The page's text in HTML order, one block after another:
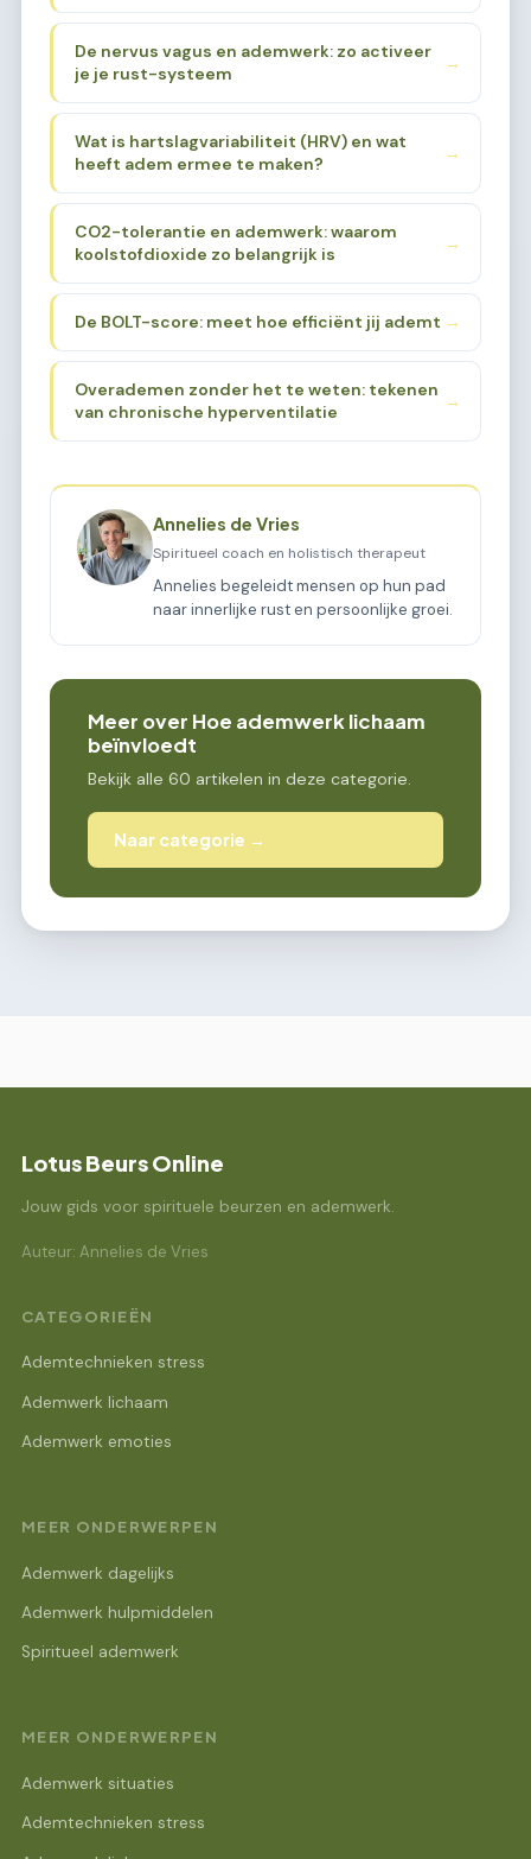
De nervus vagus en ademwerk: zo activeer
je je rust-systeem
→
Wat is hartslagvariabiliteit (HRV) en wat
heeft adem ermee te maken?
→
CO2-tolerantie en ademwerk: waarom
koolstofdioxide zo belangrijk is
→
De BOLT-score: meet hoe efficiënt jij ademt →
Overademen zonder het te weten: tekenen
van chronische hyperventilatie
→
Annelies de Vries
Spiritueel coach en holistisch therapeut
Annelies begeleidt mensen op hun pad
naar innerlijke rust en persoonlijke groei.
Meer over Hoe ademwerk lichaam
beïnvloedt
Bekijk alle 60 artikelen in deze categorie.
Naar categorie →
Lotus Beurs Online
Jouw gids voor spirituele beurzen en ademwerk.
Auteur: Annelies de Vries
CATEGORIEËN
Ademtechnieken stress
Ademwerk lichaam
Ademwerk emoties
MEER ONDERWERPEN
Ademwerk dagelijks
Ademwerk hulpmiddelen
Spiritueel ademwerk
MEER ONDERWERPEN
Ademwerk situaties
Ademtechnieken stress